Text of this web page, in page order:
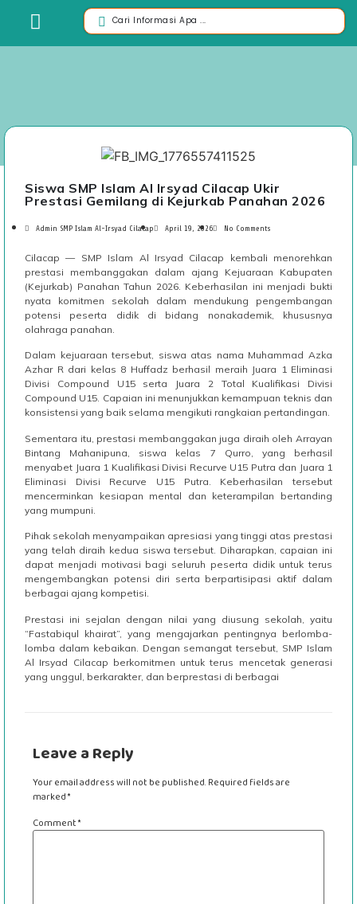
Siswa SMP Islam Al Irsyad Cilacap Ukir
Prestasi Gemilang di Kejurkab Panahan 2026
Admin SMP Islam Al-Irsyad Cilacap April 19, 2026 No Comments
Cilacap — SMP Islam Al Irsyad Cilacap kembali menorehkan
prestasi membanggakan dalam ajang Kejuaraan Kabupaten
(Kejurkab) Panahan Tahun 2026. Keberhasilan ini menjadi bukti
nyata komitmen sekolah dalam mendukung pengembangan
potensi peserta didik di bidang nonakademik, khususnya
olahraga panahan.
Dalam kejuaraan tersebut, siswa atas nama Muhammad Azka
Azhar R dari kelas 8 Huffadz berhasil meraih Juara 1 Eliminasi
Divisi Compound U15 serta Juara 2 Total Kualifikasi Divisi
Compound U15. Capaian ini menunjukkan kemampuan teknis dan
konsistensi yang baik selama mengikuti rangkaian pertandingan.
Sementara itu, prestasi membanggakan juga diraih oleh Arrayan
Bintang Mahanipuna, siswa kelas 7 Qurro, yang berhasil
menyabet Juara 1 Kualifikasi Divisi Recurve U15 Putra dan Juara 1
Eliminasi Divisi Recurve U15 Putra. Keberhasilan tersebut
mencerminkan kesiapan mental dan keterampilan bertanding
yang mumpuni.
Pihak sekolah menyampaikan apresiasi yang tinggi atas prestasi
yang telah diraih kedua siswa tersebut. Diharapkan, capaian ini
dapat menjadi motivasi bagi seluruh peserta didik untuk terus
mengembangkan potensi diri serta berpartisipasi aktif dalam
berbagai ajang kompetisi.
Prestasi ini sejalan dengan nilai yang diusung sekolah, yaitu
“Fastabiqul khairat”, yang mengajarkan pentingnya berlomba-
lomba dalam kebaikan. Dengan semangat tersebut, SMP Islam
Al Irsyad Cilacap berkomitmen untuk terus mencetak generasi
yang unggul, berkarakter, dan berprestasi di berbagai
Leave a Reply
Your email address will not be published. Required fields are
marked*
Comment*